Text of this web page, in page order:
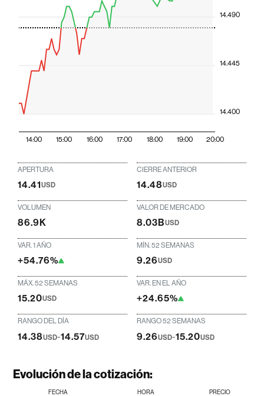
14:00 15:00 16:00 17:00 18:00 19:00 20:00
14.400
14.445
14.490
APERTURA
14.41USD
CIERRE ANTERIOR
14.48USD
VOLUMEN
86.9K
VALOR DE MERCADO
8.03BUSD
VAR. 1 AÑO
+54.76%
MÍN. 52 SEMANAS
9.26USD
MÁX. 52 SEMANAS
15.20USD
VAR. EN EL AÑO
+24.65%
RANGO DEL DÍA
14.38USD-14.57USD
RANGO 52 SEMANAS
9.26USD-15.20USD
Evolución de la cotización:
FECHA HORA PRECIO